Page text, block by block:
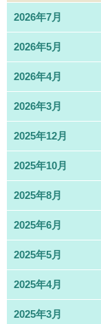
2026年7月
2026年5月
2026年4月
2026年3月
2025年12月
2025年10月
2025年8月
2025年6月
2025年5月
2025年4月
2025年3月